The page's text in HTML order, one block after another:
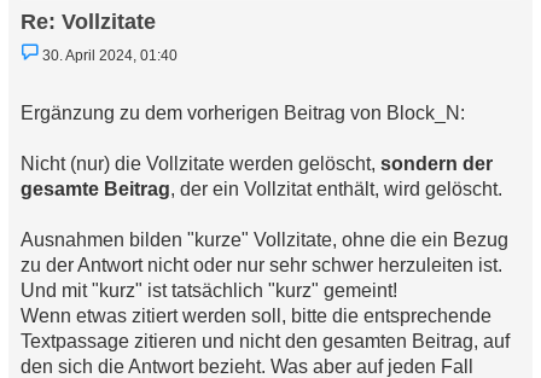
Re: Vollzitate
U
n
l
e
n
e
B
e
i
t
r
a
g
30. April 2024, 01:40
Ergänzung zu dem vorherigen Beitrag von Block_N:
Nicht (nur) die Vollzitate werden gelöscht, sondern der
gesamte Beitrag, der ein Vollzitat enthält, wird gelöscht.
Ausnahmen bilden "kurze" Vollzitate, ohne die ein Bezug
zu der Antwort nicht oder nur sehr schwer herzuleiten ist.
Und mit "kurz" ist tatsächlich "kurz" gemeint!
Wenn etwas zitiert werden soll, bitte die entsprechende
Textpassage zitieren und nicht den gesamten Beitrag, auf
den sich die Antwort bezieht. Was aber auf jeden Fall